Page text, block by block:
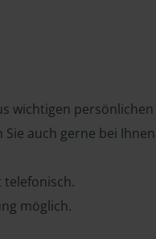
wichtigen persönlichen
auch gerne bei Ihnen
möglich.